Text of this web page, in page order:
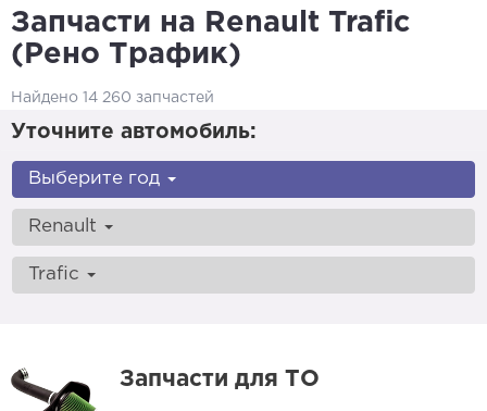
Запчасти на Renault Trafic
(Рено Трафик)
Найдено 14 260 запчастей
Уточните автомобиль:
Выберите год
Renault
Trafic
Запчасти для ТО